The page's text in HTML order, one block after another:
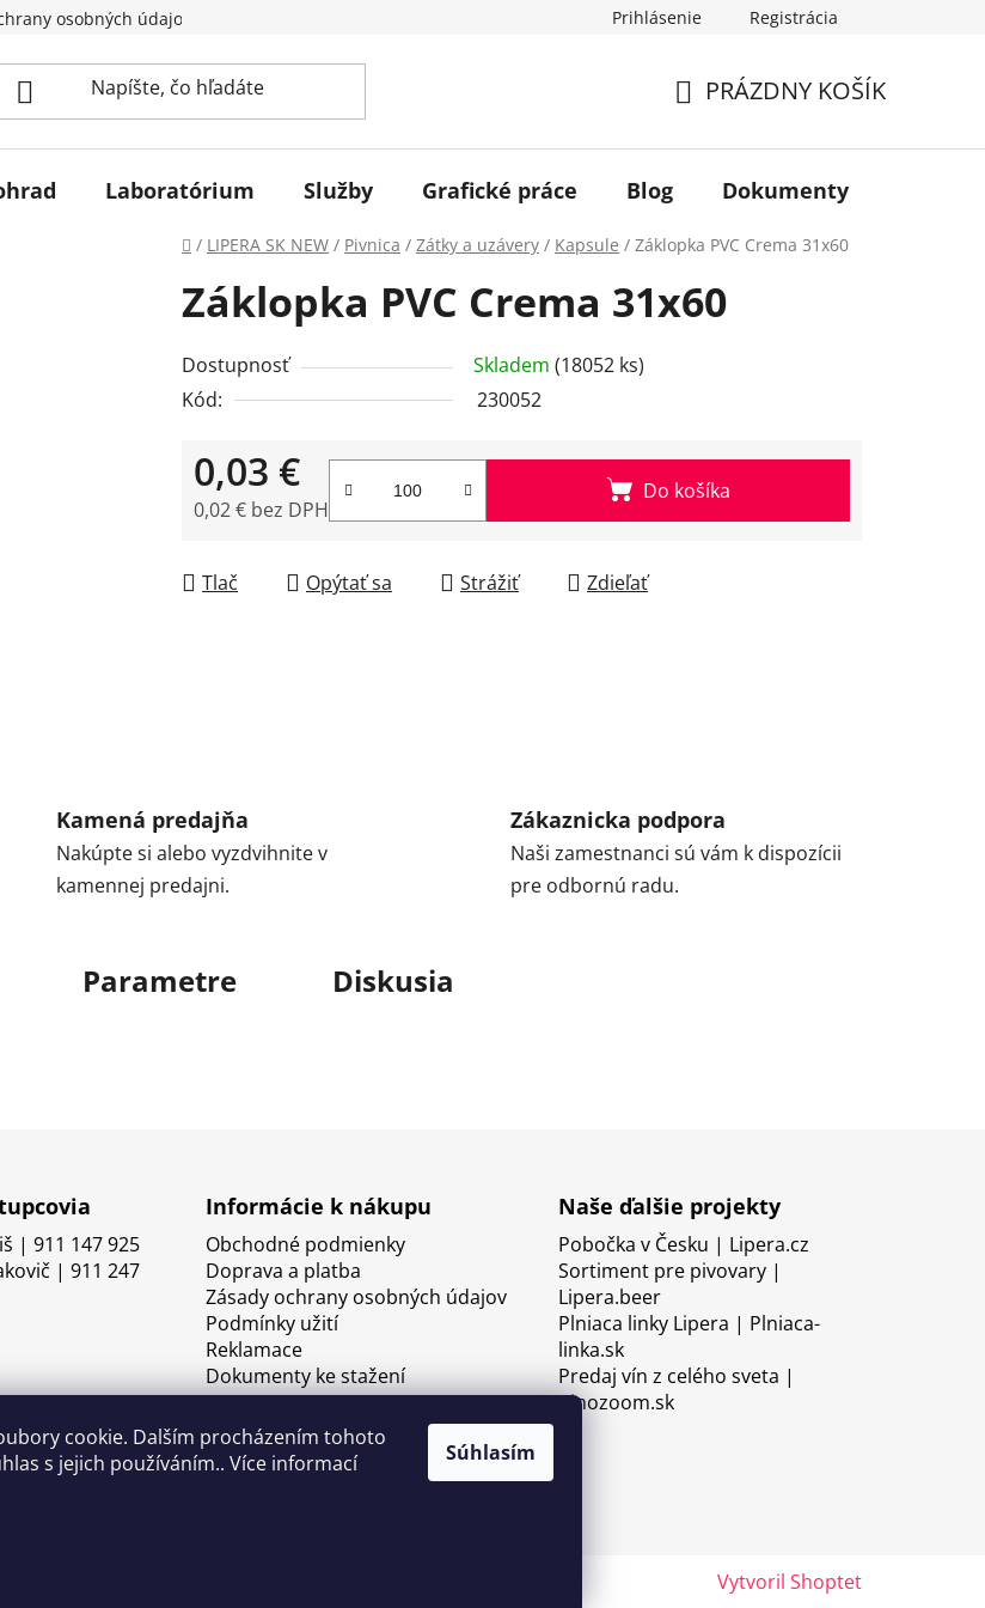
cookie. Dalším procházením tohoto
s jejich používáním.. Více informací
Súhlasím
osobných údajov Prihlásenie Registrácia
KOŠÍK
PRÁZDNY KOŠÍK
Laboratórium Služby Grafické práce Blog Dokumenty
Domov
/ LIPERA SK NEW / Pivnica / Zátky a uzávery / Kapsule / Záklopka PVC Crema 31x60
Záklopka PVC Crema 31x60
Dostupnosť Skladem (18052 ks)
Kód:
230052
0,03 €
0,02 € bez DPH
Do košíka
Tlač Opýtať sa Strážiť Zdieľať
Kamená predajňa
Nakúpte si alebo vyzdvihnite v
kamennej predajni.
Zákaznicka podpora
Naši zamestnanci sú vám k dispozícii
pre odbornú radu.
Parametre Diskusia
| 911 147 925
| 911 247
Informácie k nákupu
Obchodné podmienky
Doprava a platba
Zásady ochrany osobných údajov
Podmínky užití
Reklamace
Dokumenty ke stažení
Naše ďalšie projekty
Pobočka v Česku | Lipera.cz
Sortiment pre pivovary |
Lipera.beer
Plniaca linky Lipera | Plniaca-
linka.sk
Predaj vín z celého sveta |
Vinozoom.sk
Vytvoril Shoptet